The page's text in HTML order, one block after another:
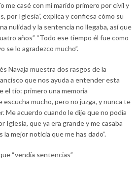
me casé con mi marido primero por civil y
por Iglesia”, explica y confiesa cómo su
nulidad y la sentencia no llegaba, así que
años” “Todo ese tiempo él fue como
se lo agradezco mucho”.
Navaja muestra dos rasgos de la
que nos ayuda a entender esta
el tío: primero una memoria
mucho, pero no juzga, y nunca te
Me acuerdo cuando le dije que no podía
Iglesia, que ya era grande y me casaba
mejor noticia que me has dado”.
“vendía sentencias”